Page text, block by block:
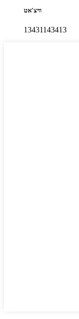
וויצ'אט
13431143413